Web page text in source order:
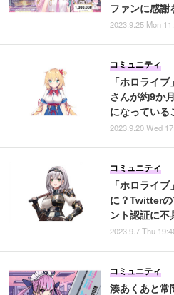
ファンに感謝
2023.9.25 Mon
「ホロライ
さんが約9か
になっている
コミュニティ
2023.9.20 Wed
「ホロライ
に？Twitterの
ント認証に不
コミュニティ
2023.9.7 Thu
湊あくあと常
コミュニティ